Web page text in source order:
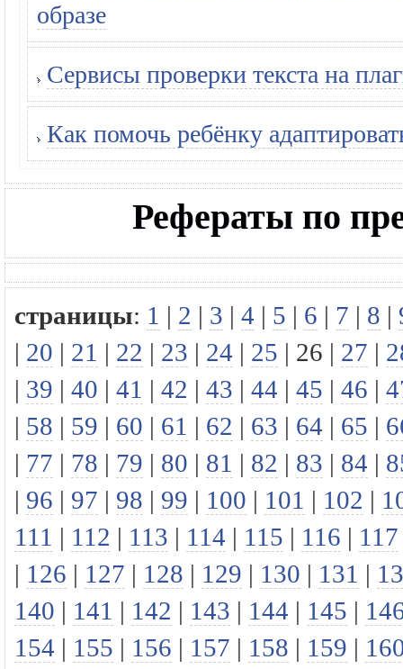
образе
Сервисы проверки текста на
Как помочь ребёнку
Рефераты по
страницы: 1 | 2 | 3 | 4 | 5 | 6 | 7 | 8 |
| 20 | 21 | 22 | 23 | 24 | 25 | 26 | 27 |
| 39 | 40 | 41 | 42 | 43 | 44 | 45 | 46 |
| 58 | 59 | 60 | 61 | 62 | 63 | 64 | 65 |
| 77 | 78 | 79 | 80 | 81 | 82 | 83 | 84 |
| 96 | 97 | 98 | 99 | 100 | 101 | 102 |
111 | 112 | 113 | 114 | 115 | 116 | 117
| 126 | 127 | 128 | 129 | 130 | 131 |
140 | 141 | 142 | 143 | 144 | 145 |
154 | 155 | 156 | 157 | 158 | 159 |